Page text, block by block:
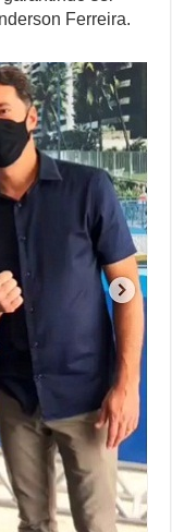
Ferreira.